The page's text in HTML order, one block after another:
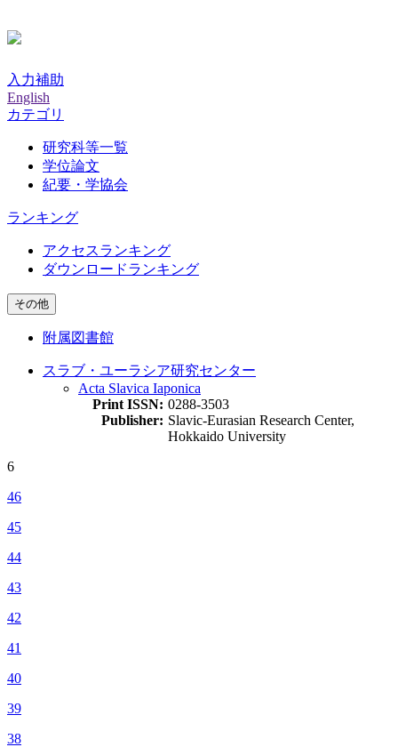
入力補助
English
カテゴリ
研究科等一覧
学位論文
紀要・学協会
ランキング
アクセスランキング
ダウンロードランキング
その他
附属図書館
スラブ・ユーラシア研究センター
Acta Slavica Iaponica
Print ISSN: 0288-3503
Publisher: Slavic-Eurasian Research Center,
Hokkaido University
6
46
45
44
43
42
41
40
39
38